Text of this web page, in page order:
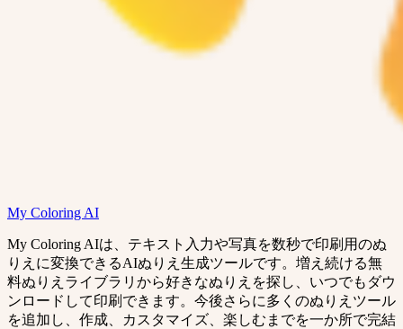
My Coloring AI
My Coloring AIは、テキスト入力や写真を数秒で印刷用のぬ
りえに変換できるAIぬりえ生成ツールです。増え続ける無
料ぬりえライブラリから好きなぬりえを探し、いつでもダウ
ンロードして印刷できます。今後さらに多くのぬりえツール
を追加し、作成、カスタマイズ、楽しむまでを一か所で完結